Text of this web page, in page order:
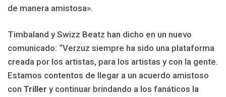
de manera amistosa».
Timbaland y Swizz Beatz han dicho en un nuevo
comunicado: “Verzuz siempre ha sido una plataforma
creada por los artistas, para los artistas y con la gente.
Estamos contentos de llegar a un acuerdo amistoso
con Triller y continuar brindando a los fanáticos la